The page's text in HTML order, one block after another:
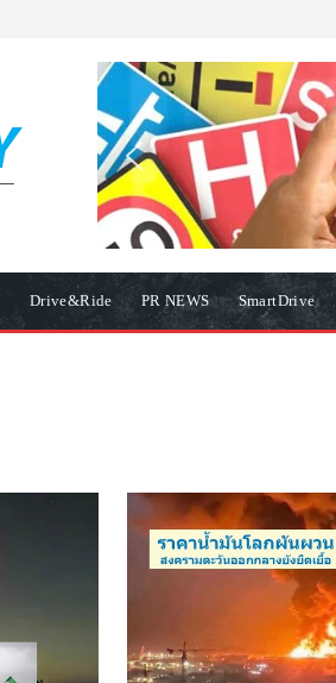
Drive&Ride PR NEWS SmartDrive